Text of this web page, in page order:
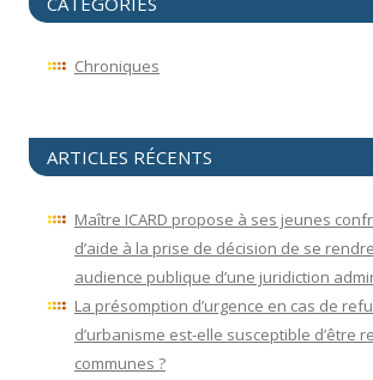
Chroniques
ARTICLES RÉCENTS
Maître ICARD propose à ses jeunes
d’aide à la prise de décision de se
audience publique d’une juridiction
La présomption d’urgence en cas de
d’urbanisme est-elle susceptible d’être
communes ?